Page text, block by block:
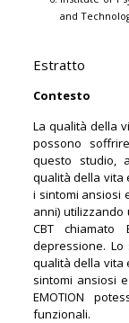
and
Estratto
Contesto
La qualità della
possono
questo studio,
qualità della vita
i sintomi ansiosi
anni)
CBT chiamato
depressione.
qualità della vita
sintomi ansiosi
EMOTION
funzionali.